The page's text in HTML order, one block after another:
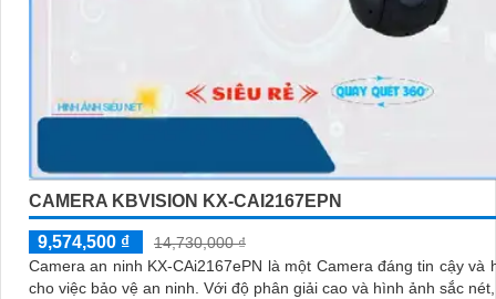
CAMERA KBVISION KX-CAI2167EPN
9,574,500 ₫
14,730,000 ₫
Camera an ninh KX-CAi2167ePN là một Camera đáng tin cậy và
cho việc bảo vệ an ninh. Với độ phân giải cao và hình ảnh sắc nét, nó giúp